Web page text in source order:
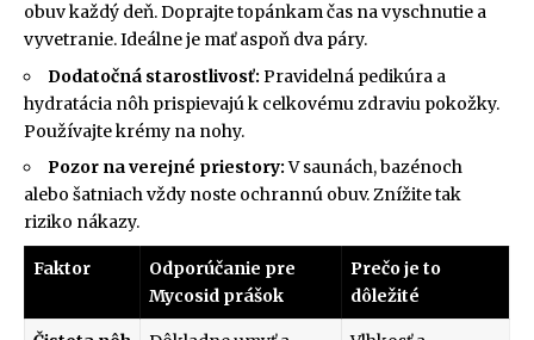
obuv každý deň. Doprajte topánkam čas na vyschnutie a
vyvetranie. Ideálne je mať aspoň dva páry.
Dodatočná starostlivosť: Pravidelná pedikúra a
hydratácia nôh prispievajú k celkovému zdraviu pokožky.
Používajte krémy na nohy.
Pozor na verejné priestory:V saunách, bazénoch
alebo šatniach vždy noste ochrannú obuv. Znížite tak
riziko nákazy.
Faktor
Odporúčanie pre
Mycosid prášok
Prečo je to
dôležité